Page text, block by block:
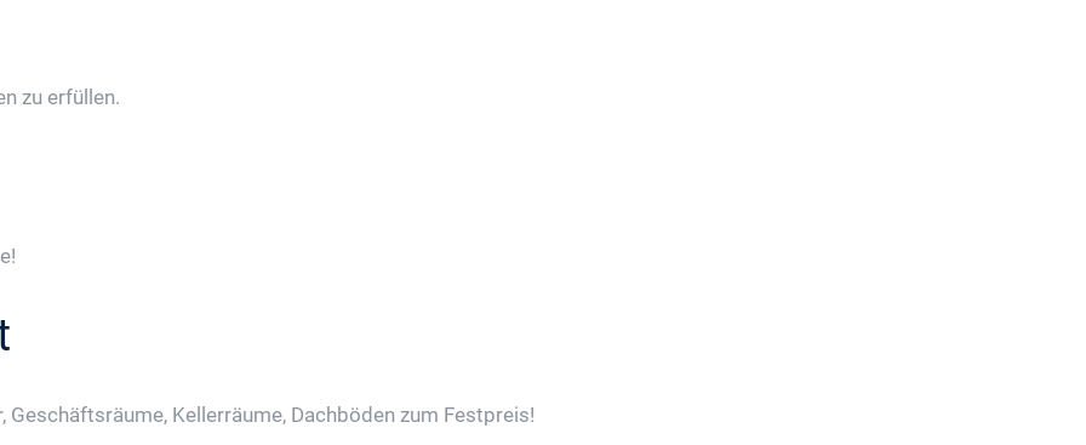
zu erfüllen.
Geschäftsräume, Kellerräume, Dachböden zum Festpreis!